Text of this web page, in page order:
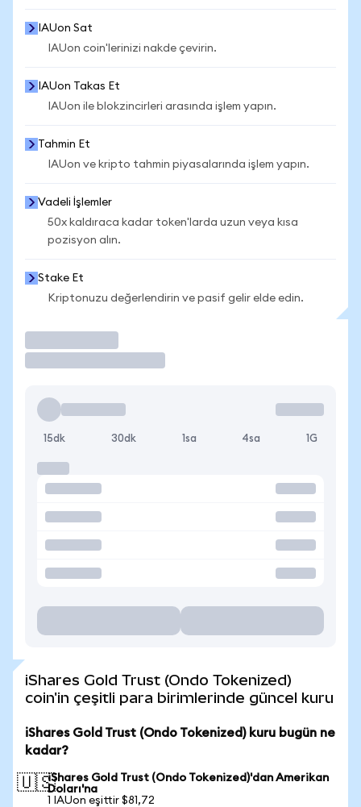
IAUon Sat
IAUon coin'lerinizi nakde çevirin.
IAUon Takas Et
IAUon ile blokzincirleri arasında işlem yapın.
Tahmin Et
IAUon ve kripto tahmin piyasalarında işlem yapın.
Vadeli İşlemler
50x kaldıraca kadar token'larda uzun veya kısa
pozisyon alın.
Stake Et
Kriptonuzu değerlendirin ve pasif gelir elde edin.
15dk 30dk 1sa 4sa 1G
iShares Gold Trust (Ondo Tokenized)
coin'in çeşitli para birimlerinde güncel kuru
iShares Gold Trust (Ondo Tokenized) kuru bugün ne
kadar?
🇺🇸iShares Gold Trust (Ondo Tokenized)'dan Amerikan
Doları'na
1 IAUon eşittir $81,72